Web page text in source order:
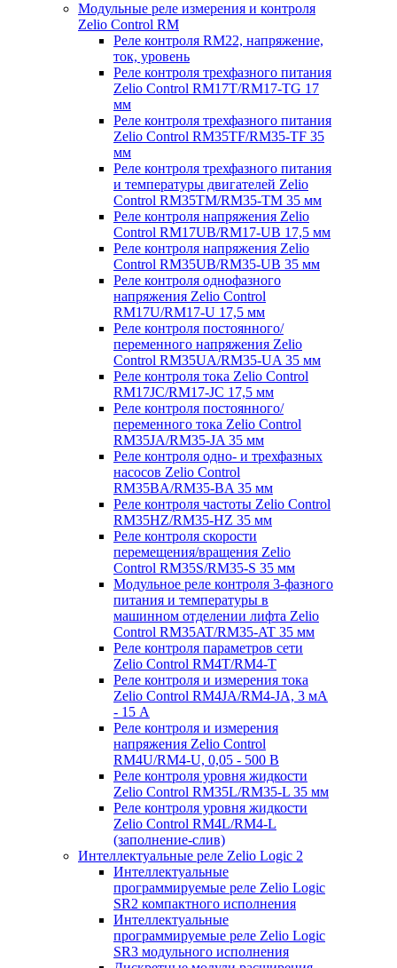
Модульные реле измерения и контроля
Zelio Control RM
Реле контроля RM22, напряжение,
ток, уровень
Реле контроля трехфазного питания
Zelio Control RM17T/RM17-TG 17
мм
Реле контроля трехфазного питания
Zelio Control RM35TF/RM35-TF 35
мм
Реле контроля трехфазного питания
и температуры двигателей Zelio
Control RM35TM/RM35-TM 35 мм
Реле контроля напряжения Zelio
Control RM17UB/RM17-UB 17,5 мм
Реле контроля напряжения Zelio
Control RM35UB/RM35-UB 35 мм
Реле контроля однофазного
напряжения Zelio Control
RM17U/RM17-U 17,5 мм
Реле контроля постоянного/
переменного напряжения Zelio
Control RM35UA/RM35-UA 35 мм
Реле контроля тока Zelio Control
RM17JC/RM17-JC 17,5 мм
Реле контроля постоянного/
переменного тока Zelio Control
RM35JA/RM35-JA 35 мм
Реле контроля одно- и трехфазных
насосов Zelio Control
RM35BA/RM35-BA 35 мм
Реле контроля частоты Zelio Control
RM35HZ/RM35-HZ 35 мм
Реле контроля скорости
перемещения/вращения Zelio
Control RM35S/RM35-S 35 мм
Модульное реле контроля 3-фазного
питания и температуры в
машинном отделении лифта Zelio
Control RM35AT/RM35-AT 35 мм
Реле контроля параметров сети
Zelio Control RM4T/RM4-T
Реле контроля и измерения тока
Zelio Control RM4JA/RM4-JA, 3 мА
- 15 А
Реле контроля и измерения
напряжения Zelio Control
RM4U/RM4-U, 0,05 - 500 В
Реле контроля уровня жидкости
Zelio Control RM35L/RM35-L 35 мм
Реле контроля уровня жидкости
Zelio Control RM4L/RM4-L
(заполнение-слив)
Интеллектуальные реле Zelio Logic 2
Интеллектуальные
программируемые реле Zelio Logic
SR2 компактного исполнения
Интеллектуальные
программируемые реле Zelio Logic
SR3 модульного исполнения